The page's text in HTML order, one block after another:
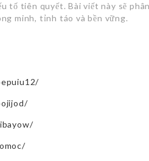
tố tiên quyết. Bài viết này sẽ
minh, tỉnh táo và bền vững.